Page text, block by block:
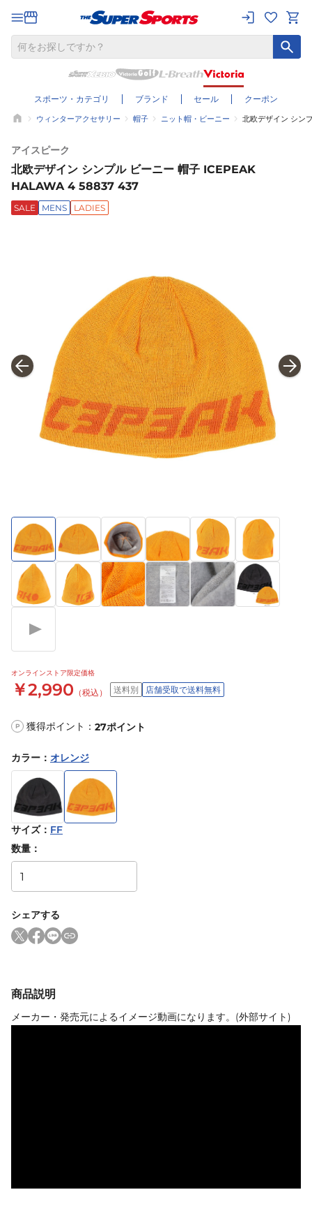
スポーツ・カテゴリ ブランド セール クーポン
ウィンターアクセサリー 帽子 ニット帽・ビーニー 北欧デザイン シン
アイスピーク
北欧デザイン シンプル ビーニー 帽子 ICEPEAK
HALAWA 4 58837 437
SALE MENS LADIES
オンラインストア限定価格
￥2,990 （税込） 送料別 店舗受取で送料無料
P 獲得ポイント： 27ポイント
カラー ： オレンジ
サイズ： FF
数量：
シェアする
商品説明
メーカー・発売元によるイメージ動画になります。(外部サイト)